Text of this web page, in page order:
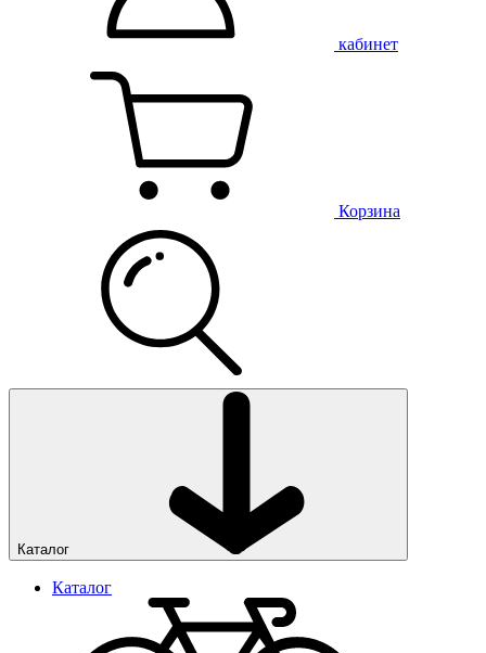
кабинет
Корзина
Каталог
Каталог